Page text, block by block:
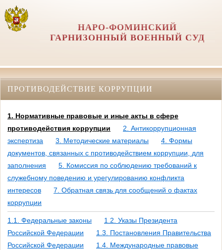
НАРО-ФОМИНСКИЙ
ГАРНИЗОННЫЙ ВОЕННЫЙ СУД
ПРОТИВОДЕЙСТВИЕ КОРРУПЦИИ
1. Нормативные правовые и иные акты в сфере
противодействия коррупции
2. Антикоррупционная
экспертиза
3. Методические материалы
4. Формы
документов, связанных с противодействием коррупции, для
заполнения
5. Комиссия по соблюдению требований к
служебному поведению и урегулированию конфликта
интересов
7. Обратная связь для сообщений о фактах
коррупции
1.1. Федеральные законы
1.2. Указы Президента
Российской Федерации
1.3. Постановления Правительства
Российской Федерации
1.4. Международные правовые